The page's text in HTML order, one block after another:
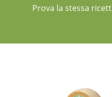
Prova la stessa